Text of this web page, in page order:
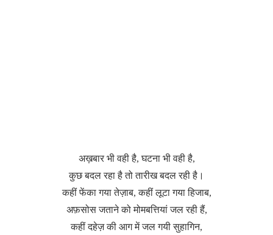
अख़बार भी वही है, घटना भी वही है,
कुछ बदल रहा है तो तारीख बदल रही है।
कहीं फेंका गया तेज़ाब, कहीं लूटा गया हिजाब,
अफ़सोस जताने को मोमबत्तियां जल रही हैं,
कहीं दहेज़ की आग में जल गयी सुहागिन,